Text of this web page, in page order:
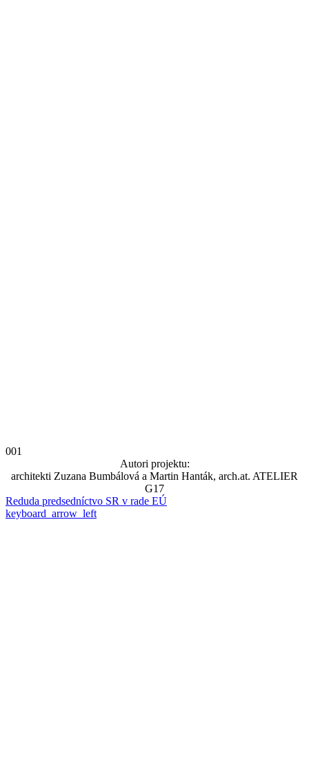
001
Autori projektu:
architekti Zuzana Bumbálová a Martin Hanták, arch.at. ATELIER
G17
Reduda predsedníctvo SR v rade EÚ
keyboard_arrow_left